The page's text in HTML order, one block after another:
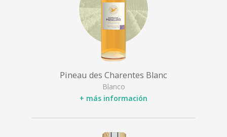
Pineau des Charentes Blanc
Blanco
+ más información